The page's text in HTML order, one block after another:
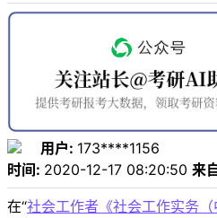
用户: 173****1156
时间: 2020-12-17 08:20:50 来
在“社会工作者《社会工作实务